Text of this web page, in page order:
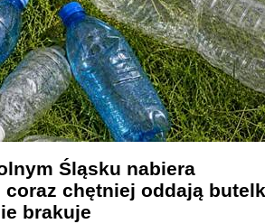
Śląsku nabiera
coraz chętniej oddają
brakuje